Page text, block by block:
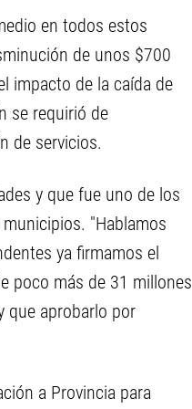
en todos estos
de unos $700
impacto de la caída de
se requirió de
de servicios.
y que fue uno de los
"Hablamos
ya firmamos el
poco más de 31 millones
que aprobarlo por
a Provincia para